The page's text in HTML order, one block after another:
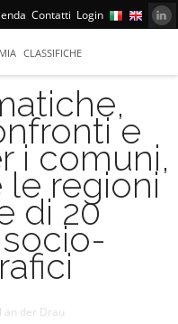
Contatti Login
CLASSIFICHE
e
i comuni,
regioni
di 20
an der Drau